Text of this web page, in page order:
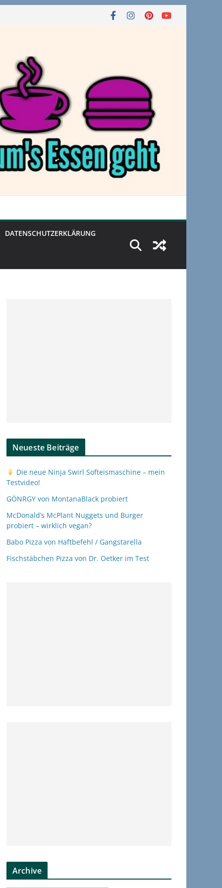
DATENSCHUTZERKLÄRUNG
Neueste Beiträge
Die neue Ninja Swirl Softeismaschine – mein
Testvideo!
GÖNRGY von MontanaBlack probiert
McDonald’s McPlant Nuggets und Burger
probiert – wirklich vegan?
Babo Pizza von Haftbefehl / Gangstarella
Fischstäbchen Pizza von Dr. Oetker im Test
Archive